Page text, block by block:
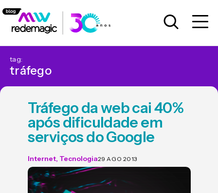
tag:
tráfego
Tráfego da web cai 40%
após dificuldade em
serviços do Google
Internet, Tecnologia29 AGO 2013